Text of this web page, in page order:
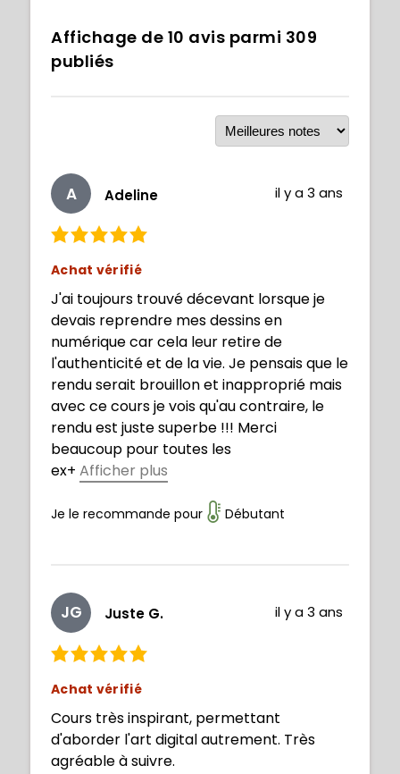
Affichage de 10 avis parmi 309
publiés
A Adeline il y a 3 ans
Achat vérifié
J'ai toujours trouvé décevant lorsque je
devais reprendre mes dessins en
numérique car cela leur retire de
l'authenticité et de la vie. Je pensais que le
rendu serait brouillon et inapproprié mais
avec ce cours je vois qu'au contraire, le
rendu est juste superbe !!! Merci
beaucoup pour toutes les
ex+ Afficher plus
Je le recommande pour Débutant
JG Juste G. il y a 3 ans
Achat vérifié
Cours très inspirant, permettant
d'aborder l'art digital autrement. Très
agréable à suivre.